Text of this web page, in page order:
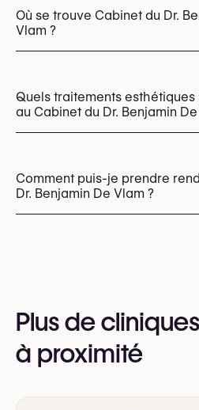
Où se trouve Cabinet du Dr.
Vlam ?
Quels traitements
au Cabinet du Dr. Benjamin
Profhilo (skin booster)
Injections capillaires
Botox
Comment puis-je prendre
Dr. Benjamin De Vlam ?
pour plus d’informations
https://dokterbenjamin.com/
Plus de
à proximité